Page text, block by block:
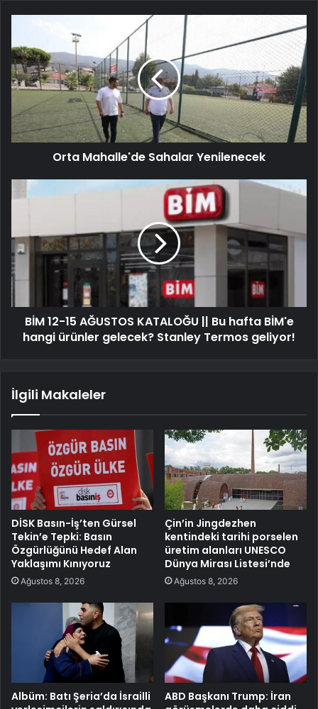
Orta Mahalle'de Sahalar Yenilenecek
BİM 12-15 AĞUSTOS KATALOĞU || Bu hafta BİM'e
hangi ürünler gelecek? Stanley Termos geliyor!
İlgili Makaleler
DİSK Basın-İş’ten Gürsel
Tekin’e Tepki: Basın
Özgürlüğünü Hedef Alan
Yaklaşımı Kınıyoruz
Ağustos 8, 2026
Çin’in Jingdezhen
kentindeki tarihi porselen
üretim alanları UNESCO
Dünya Mirası Listesi’nde
Ağustos 8, 2026
Albüm: Batı Şeria’da İsrailli
ABD Başkanı Trump: İran